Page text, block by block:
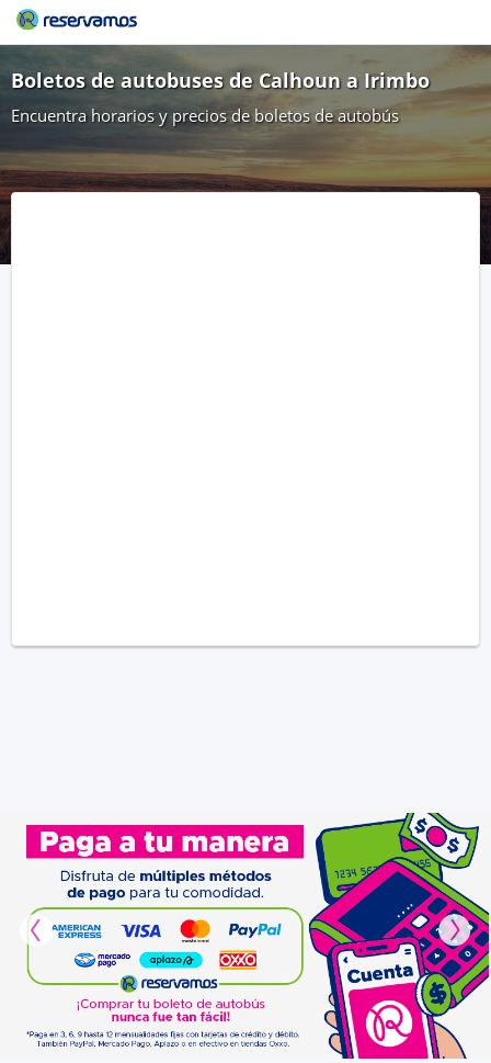
Boletos de autobuses de Calhoun a Irimbo
Encuentra horarios y precios de boletos de autobús